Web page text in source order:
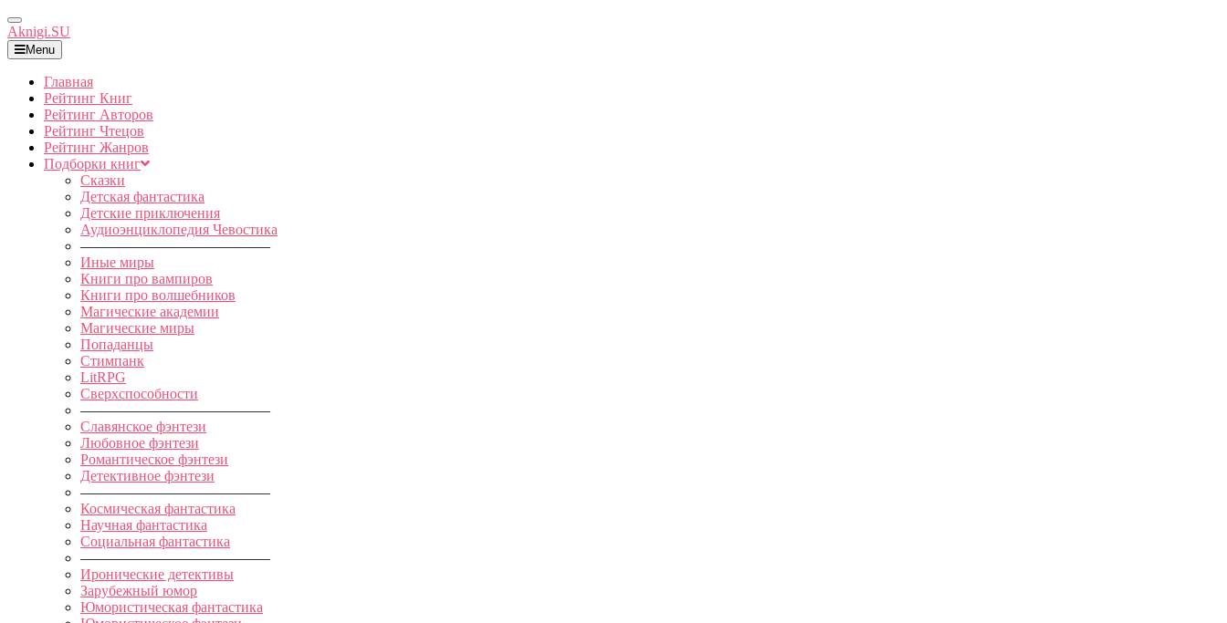
Toggle
Navigation
Aknigi.SU
Menu
Главная
Рейтинг Книг
Рейтинг Авторов
Рейтинг Чтецов
Рейтинг Жанров
Подборки книг
Сказки
Детская фантастика
Детские приключения
Аудиоэнциклопедия Чевостика
—————————————
Иные миры
Книги про вампиров
Книги про волшебников
Магические академии
Магические миры
Попаданцы
Стимпанк
LitRPG
Сверхспособности
—————————————
Славянское фэнтези
Любовное фэнтези
Романтическое фэнтези
Детективное фэнтези
—————————————
Космическая фантастика
Научная фантастика
Социальная фантастика
—————————————
Иронические детективы
Зарубежный юмор
Юмористическая фантастика